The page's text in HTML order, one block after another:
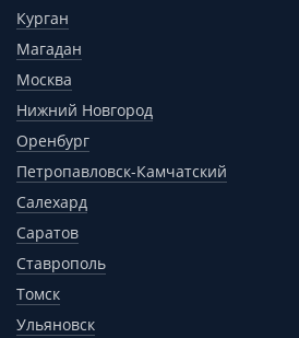
Курган
Магадан
Москва
Нижний Новгород
Оренбург
Петропавловск-Камчатский
Салехард
Саратов
Ставрополь
Томск
Ульяновск